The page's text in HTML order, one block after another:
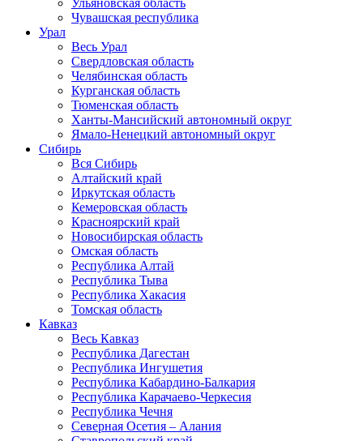
Ульяновская область
Чувашская республика
Урал
Весь Урал
Свердловская область
Челябинская область
Курганская область
Тюменская область
Ханты-Мансийский автономный округ
Ямало-Ненецкий автономный округ
Сибирь
Вся Сибирь
Алтайский край
Иркутская область
Кемеровская область
Красноярский край
Новосибирская область
Омская область
Республика Алтай
Республика Тыва
Республика Хакасия
Томская область
Кавказ
Весь Кавказ
Республика Дагестан
Республика Ингушетия
Республика Кабардино-Балкария
Республика Карачаево-Черкесия
Республика Чечня
Северная Осетия – Алания